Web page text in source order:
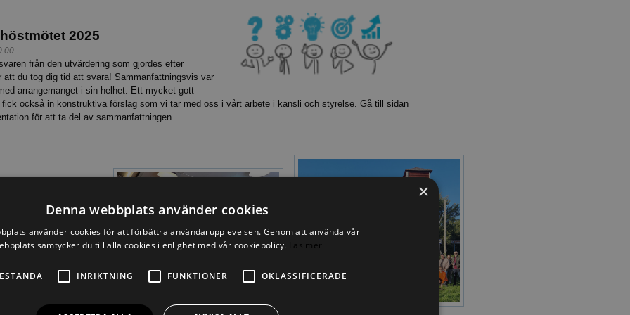
2025
från den utvärdering som gjordes efter
att du tog dig tid att svara! Sammanfattningsvis var
arrangemanget i sin helhet. Ett mycket gott
fick också in konstruktiva förslag som vi tar med oss i vårt arbete i kansli och styrelse. Gå till sidan
för att ta del av sammanfattningen.
2025
möttes upp på
tran­sport till
Haapsalu, det
ett härligt soligt väder. Vi tackar Aikkon, som stod värd för det
×
Denna webbplats använder cookies
använder cookies för att förbättra användarupplevelsen. Genom att använda vår
samtycker du till alla cookies i enlighet med vår cookiepolicy. Läs mer
INRIKTNING FUNKTIONER OKLASSIFICERADE